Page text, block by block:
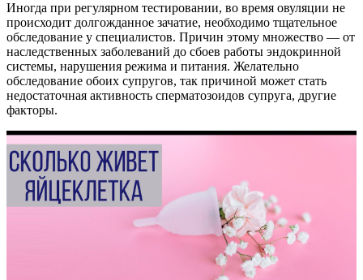
Иногда при регулярном тестировании, во время овуляции не
происходит долгожданное зачатие, необходимо тщательное
обследование у специалистов. Причин этому множество — от
наследственных заболеваний до сбоев работы эндокринной
системы, нарушения режима и питания. Желательно
обследование обоих супругов, так причиной может стать
недостаточная активность сперматозоидов супруга, другие
факторы.